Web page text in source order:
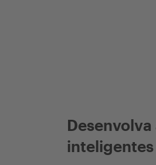
inteligentes